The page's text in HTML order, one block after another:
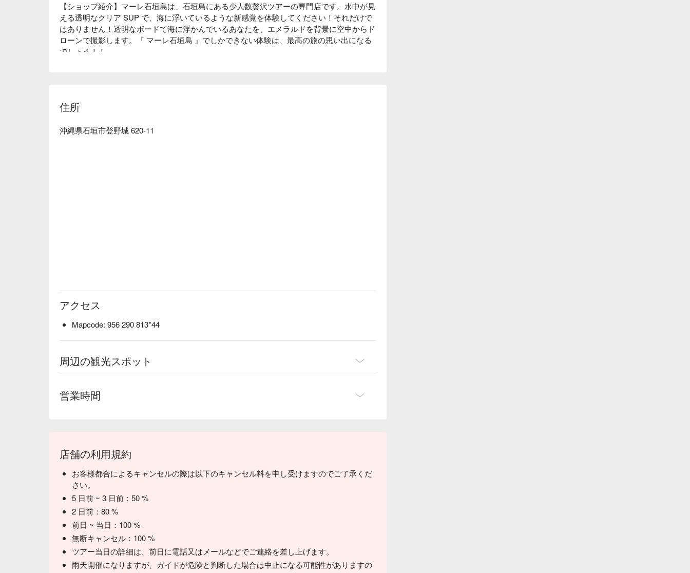
【ショップ紹介】マーレ石垣島は、石垣島にある少人数贅沢ツアーの専門店です。水中が見
える透明なクリア SUP で、海に浮いているような新感覚を体験してください！それだけで
はありません！透明なボードで海に浮かんでいるあなたを、エメラルドを背景に空中からド
ローンで撮影します。『 マーレ石垣島 』でしかできない体験は、最高の旅の思い出になる
でしょう！！
住所
沖縄県石垣市登野城 620-11
アクセス
Mapcode: 956 290 813*44
周辺の観光スポット
営業時間
店舗の利用規約
お客様都合によるキャンセルの際は以下のキャンセル料を申し受けますのでご了承くだ
さい。
5 日前 ~ 3 日前：50 %
2 日前：80 %
前日 ~ 当日：100 %
無断キャンセル：100 %
ツアー当日の詳細は、前日に電話又はメールなどでご連絡を差し上げます。
雨天開催になりますが、ガイドが危険と判断した場合は中止になる可能性がありますの